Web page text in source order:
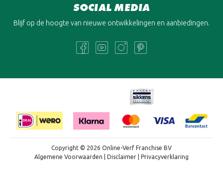
SOCIAL MEDIA
Blijf op de hoogte van nieuwe ontwikkelingen en aanbiedingen.
Copyright © 2026 Online-Verf Franchise BV
Algemene Voorwaarden
Disclaimer Privacyverklaring